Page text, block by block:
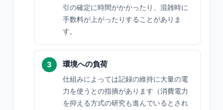
引の確定に時間がかかったり、混雑時に
手数料が上がったりすることがありま
す。
環境への負荷
仕組みによっては記録の維持に大量の電
力を使うとの指摘があります（消費電力
を抑える方式の研究も進んでいるとされ